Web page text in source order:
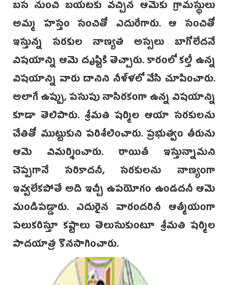
బస నుంచి బయటకు వచ్చిన ఆమెకు గ్రామస్థులు
అమ్మ హస్తం సంచితో ఎదురేగారు. ఆ సంచితో
ఇస్తున్న సరకుల నాణ్యత అస్సలు బాగోలేదనే
విషయాన్ని ఆమె దృష్టికి తెచ్చారు. కారంలో కల్తీ ఉన్న
విషయాన్ని వారు దానిని నీళ్ళలో వేసి చూపించారు.
అలాగే ఉప్పు, పసుపు నాసిరకంగా ఉన్న విషయాన్ని
కూడా తెలిపారు. శ్రీమతి షర్మిల ఆయా సరకులను
చేతితో ముట్టుకుని పరిశీలించారు. ప్రభుత్వం తీరును
ఆమె విమర్శించారు. రాయితీ ఇస్తున్నామని
చెప్పగానే సరికాదనీ, సరకులను నాణ్యంగా
ఇవ్వలేకపోతే అది ఇచ్చీ ఉపయోగం ఉండదనీ ఆమె
మండిపడ్డారు. ఎదురైన వారందరినీ ఆత్మీయంగా
పలుకరిస్తూ కష్టాలు తెలుసుకుంటూ శ్రీమతి షర్మిల
పాదయాత్ర కొనసాగించారు.